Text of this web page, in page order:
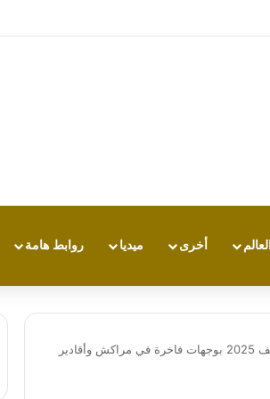
قد تستمر مضاعفاته لسنوات… بالتزامن مع اليوم
أخرى ميديا روابط هامة